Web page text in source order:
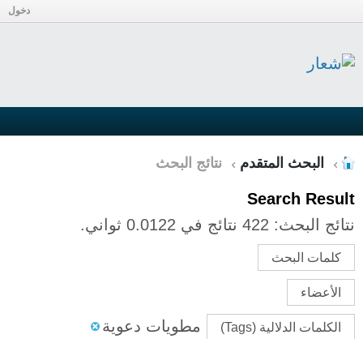
دخول
البحث المتقدم نتائج البحث
Search Result
نتائج البحث:
كلمات البحث
الأعضاء
الكلمات الدلالية (Tags) مطويات دعوية